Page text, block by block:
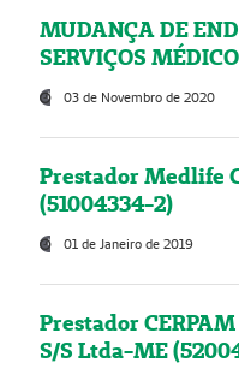
MUDANÇA DE
SERVIÇOS
03 de Novembro de 2020
Prestador Medlife
(51004334-2)
01 de Janeiro de 2019
Prestador
S/S Ltda-ME